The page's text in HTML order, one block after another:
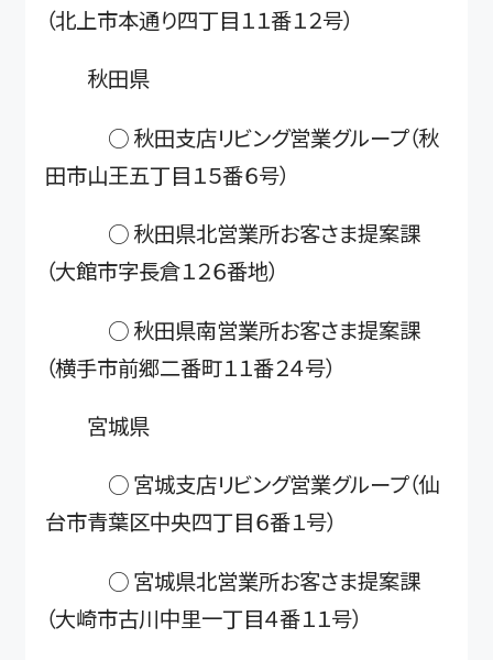
（北上市本通り四丁目１１番１２号）
秋田県
○ 秋田支店リビング営業グループ（秋
田市山王五丁目１５番６号）
○ 秋田県北営業所お客さま提案課
（大館市字長倉１２６番地）
○ 秋田県南営業所お客さま提案課
（横手市前郷二番町１１番２４号）
宮城県
○ 宮城支店リビング営業グループ（仙
台市青葉区中央四丁目６番１号）
○ 宮城県北営業所お客さま提案課
（大崎市古川中里一丁目４番１１号）